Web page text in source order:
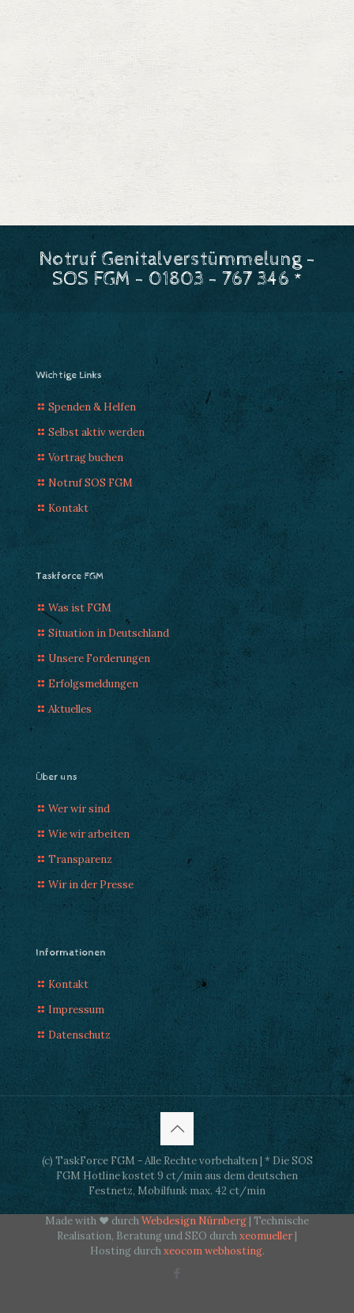
Notruf Genitalverstümmelung -
SOS FGM - 01803 - 767 346 *
Wichtige Links
Spenden & Helfen
Selbst aktiv werden
Vortrag buchen
Notruf SOS FGM
Kontakt
Taskforce FGM
Was ist FGM
Situation in Deutschland
Unsere Forderungen
Erfolgsmeldungen
Aktuelles
Über uns
Wer wir sind
Wie wir arbeiten
Transparenz
Wir in der Presse
Informationen
Kontakt
Impressum
Datenschutz
(c) TaskForce FGM - Alle Rechte vorbehalten | * Die SOS
FGM Hotline kostet 9 ct/min aus dem deutschen
Festnetz, Mobilfunk max. 42 ct/min
Made with ♥ durchWebdesign Nürnberg | Technische
Realisation, Beratung und SEO durchxeomueller |
Hosting durchxeocom webhosting.